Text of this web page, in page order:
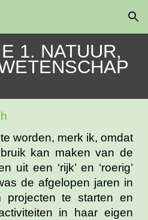
Skip to navigation
1. NATUUR,
worden, merk ik, omdat
kan maken van de
uit een ‘rijk’ en ‘roerig’
de afgelopen jaren in
projecten te starten en
in haar eigen